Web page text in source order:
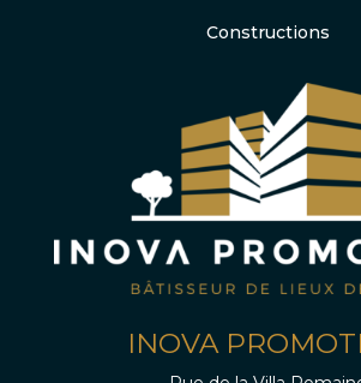
Constructions
INOVA